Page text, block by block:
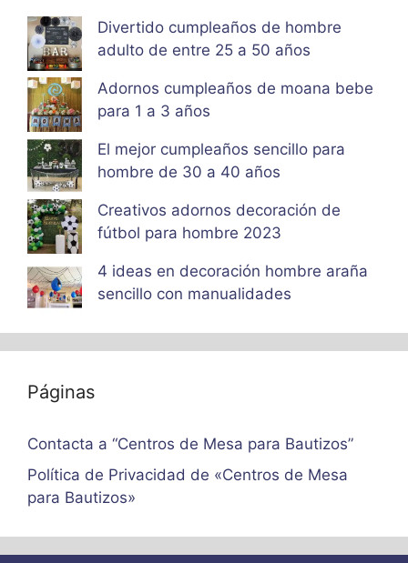
Divertido cumpleaños de hombre
adulto de entre 25 a 50 años
Adornos cumpleaños de moana bebe
para 1 a 3 años
El mejor cumpleaños sencillo para
hombre de 30 a 40 años
Creativos adornos decoración de
fútbol para hombre 2023
4 ideas en decoración hombre araña
sencillo con manualidades
Páginas
Contacta a “Centros de Mesa para Bautizos”
Política de Privacidad de «Centros de Mesa
para Bautizos»